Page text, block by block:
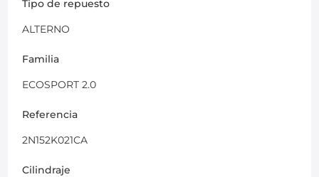
Tipo de repuesto
ALTERNO
Familia
ECOSPORT 2.0
Referencia
2N152K021CA
Cilindraje